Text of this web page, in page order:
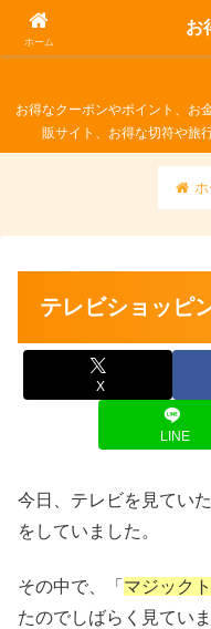
お
お得なクーポンやポイント、お
販サイト、お得な切符や旅
ホ
テレビショッピ
X
LINE
今日、テレビを見てい
をしていました。
その中で、「 マジック
たのでしばらく見ていま
ホーム
お